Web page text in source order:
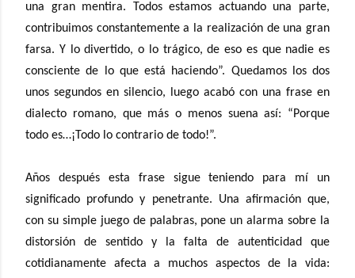
una gran mentira. Todos estamos actuando una parte,
contribuimos constantemente a la realización de una gran
farsa. Y lo divertido, o lo trágico, de eso es que nadie es
consciente de lo que está haciendo”. Quedamos los dos
unos segundos en silencio, luego acabó con una frase en
dialecto romano, que más o menos suena así: “Porque
todo es…¡Todo lo contrario de todo!”.
Años después esta frase sigue teniendo para mí un
significado profundo y penetrante. Una afirmación que,
con su simple juego de palabras, pone un alarma sobre la
distorsión de sentido y la falta de autenticidad que
cotidianamente afecta a muchos aspectos de la vida: